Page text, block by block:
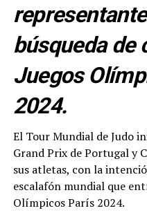
búsqueda de
Juegos
2024.
El Tour Mundial de Judo
Grand Prix de Portugal y
sus atletas, con la
escalafón mundial que
Olímpicos París 2024.